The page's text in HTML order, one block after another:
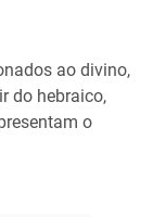
ao divino,
do hebraico,
o